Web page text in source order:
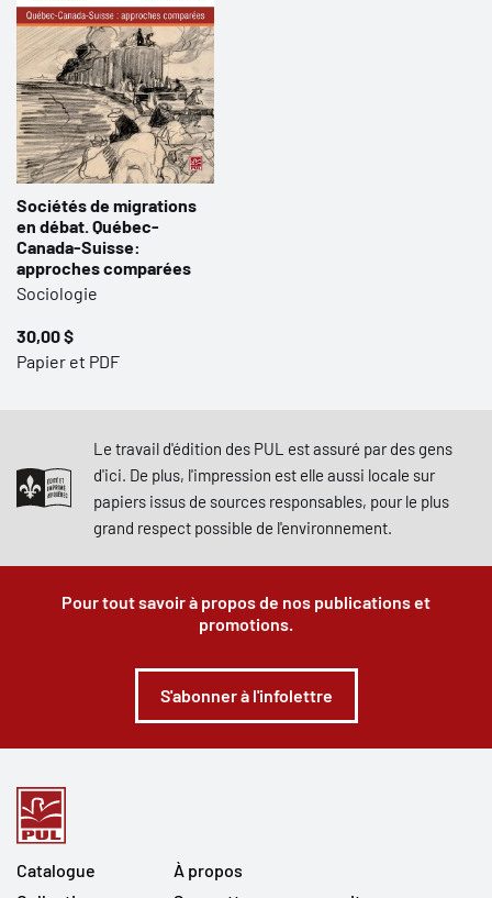
Sociétés de migrations
en débat. Québec-
Canada-Suisse:
approches comparées
Sociologie
30,00 $
Papier et PDF
Le travail d'édition des PUL est assuré par des gens
d'ici. De plus, l'impression est elle aussi locale sur
papiers issus de sources responsables, pour le plus
grand respect possible de l'environnement.
Pour tout savoir à propos de nos publications et
promotions.
S'abonner à l'infolettre
Catalogue
À propos